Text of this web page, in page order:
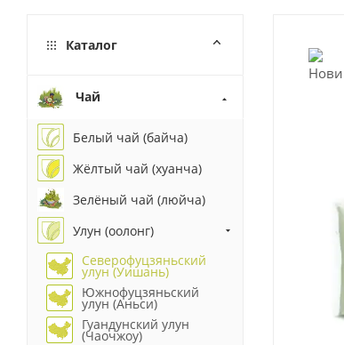
Каталог
Чай
Белый чай (байча)
Жёлтый чай (хуанча)
Зелёный чай (люйча)
Улун (оолонг)
Северофуцзяньский
улун (Уишань)
Южнофуцзяньский
улун (Аньси)
Гуандунский улун
(Чаочжоу)